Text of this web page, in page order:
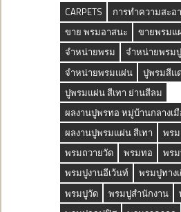
CARPETS การทำความสะอ
ขาย พรมอาสนะ
ขายพรมแ
จำหน่ายพรม
จำหน่ายพรม
จำหน่ายพรมแผ่น
ปูพรมสีแ
ปูพรมแผ่น สีเทา ย่านสีลม
ผลงานปูพรทอ หมู่บ้านกลางเ
ผลงานปูพรมแผ่น สีเทา
พรม
พรมถวายวัด
พรมทอ
พร
พรมปูงานอีเว้นท์
พรมปูทาง
พรมปูวัด
พรมปูสำนักงาน